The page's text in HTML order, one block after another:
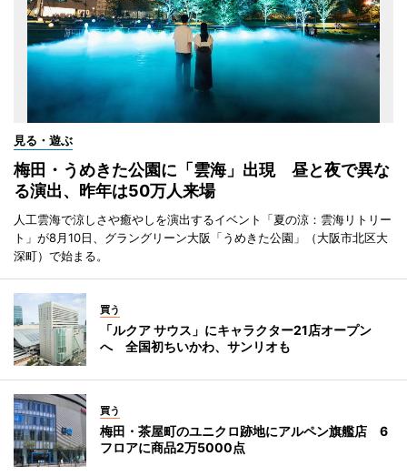
見る・遊ぶ
梅田・うめきた公園に「雲海」出現 昼と夜で異な
る演出、昨年は50万人来場
人工雲海で涼しさや癒やしを演出するイベント「夏の涼：雲海リトリー
ト」が8月10日、グラングリーン大阪「うめきた公園」（大阪市北区大
深町）で始まる。
買う
「ルクア サウス」にキャラクター21店オープン
へ 全国初ちいかわ、サンリオも
買う
梅田・茶屋町のユニクロ跡地にアルペン旗艦店 6
フロアに商品2万5000点